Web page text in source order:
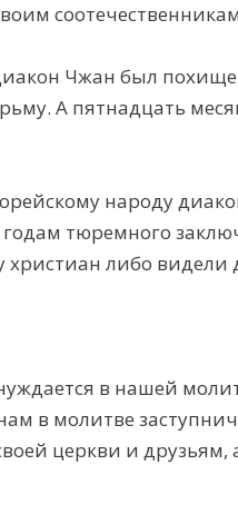
Чжан был
А пятнадцать
народу
тюремного
христиан либо
в нашей
в молитве
церкви и